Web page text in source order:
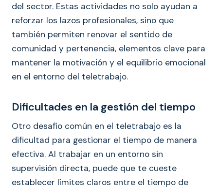
del sector. Estas actividades no solo ayudan a
reforzar los lazos profesionales, sino que
también permiten renovar el sentido de
comunidad y pertenencia, elementos clave para
mantener la motivación y el equilibrio emocional
en el entorno del teletrabajo.
Dificultades en la gestión del tiempo
Otro desafío común en el teletrabajo es la
dificultad para gestionar el tiempo de manera
efectiva. Al trabajar en un entorno sin
supervisión directa, puede que te cueste
establecer límites claros entre el tiempo de